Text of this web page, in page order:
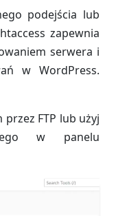
podejścia lub
zapewnia
serwera i
w WordPress.
FTP lub użyj
w panelu